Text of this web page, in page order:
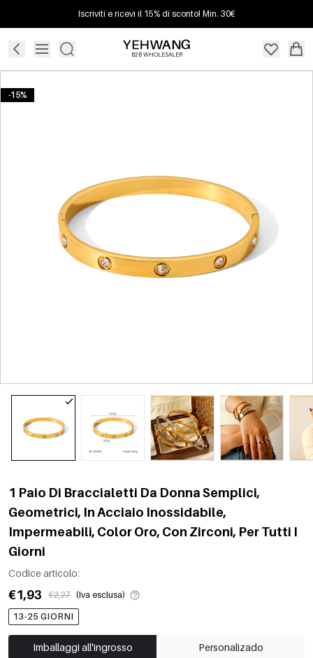
Iscriviti e ricevi il 15% di sconto! Min. 30€
B2B WHOLESALER
-15%
1 Paio Di Braccialetti Da Donna Semplici,
Geometrici, In Acciaio Inossidabile,
Impermeabili, Color Oro, Con Zirconi, Per Tutti I
Giorni
Codice articolo:
€1,93 €2,27 (Iva esclusa)
13-25 GIORNI
Imballaggi all'ingrosso Personalizado